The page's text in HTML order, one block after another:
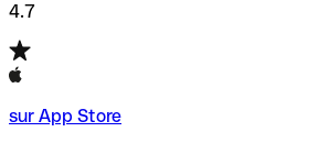
4.7
sur App Store